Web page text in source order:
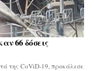
66 δόσεις
της CoViD-19, προκάλεσε